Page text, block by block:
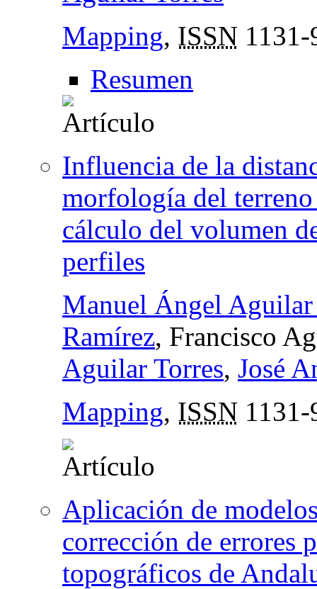
Mapping, ISSN
Resumen
Influencia de la
morfología del
cálculo del volumen
perfiles
Manuel Ángel Aguilar
Ramírez, Francisco
Aguilar Torres, José
Mapping, ISSN
Aplicación de
corrección de errores
topográficos de